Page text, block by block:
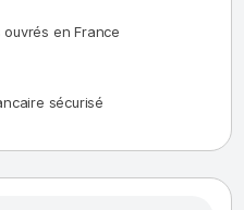
en France
sécurisé